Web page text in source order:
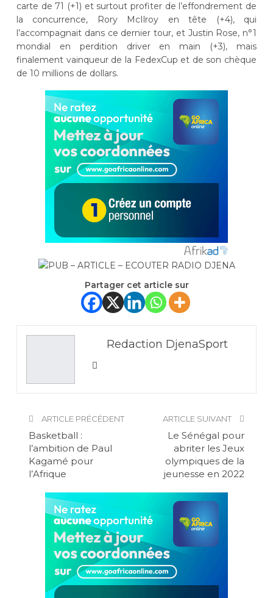
carte de 71 (+1) et surtout profiter de l’effondrement de
la concurrence, Rory McIlroy en tête (+4), qui
l’accompagnait dans ce dernier tour, et Justin Rose, n°1
mondial en perdition driver en main (+3), mais
finalement vainqueur de la FedexCup et de son chèque
de 10 millions de dollars.
Partager cet article sur
Redaction DjenaSport
ARTICLE PRÉCÉDENT
Basketball :
l’ambition de Paul
Kagamé pour
l’Afrique
ARTICLE SUIVANT
Le Sénégal pour
abriter les Jeux
olympiques de la
jeunesse en 2022